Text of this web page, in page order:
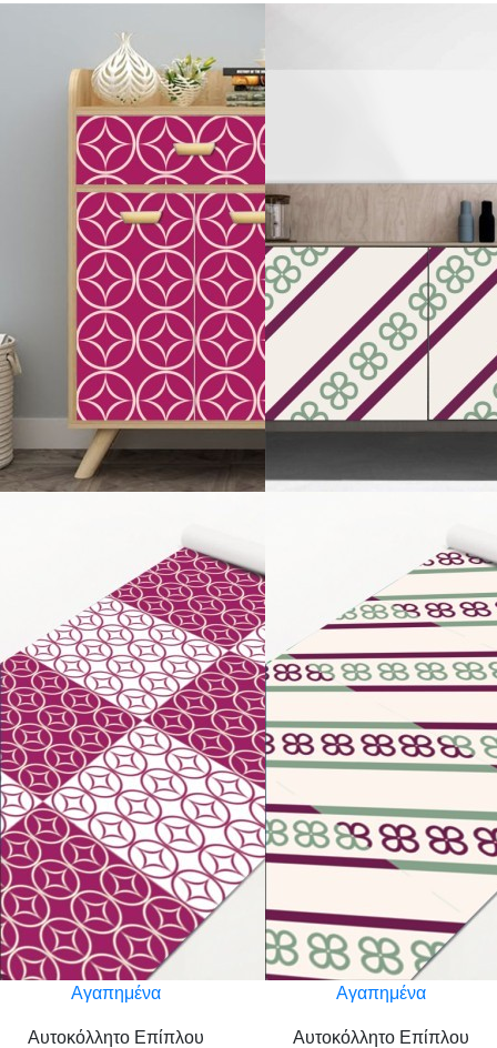
Αγαπημένα
Αυτοκόλλητο Επίπλου
Αγαπημένα
Αυτοκόλλητο Επίπλου